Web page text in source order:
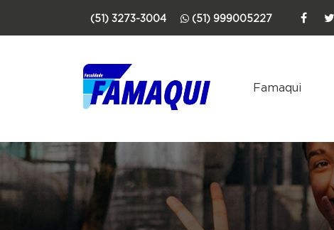
(51) 3273-3004 (51) 999005227
Famaqui